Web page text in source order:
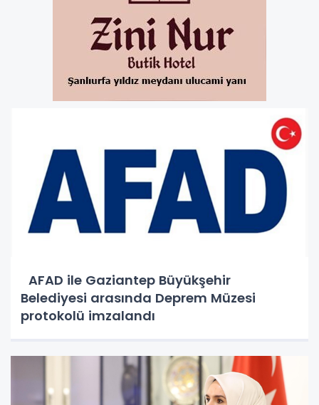
AFAD ile Gaziantep Büyükşehir
Belediyesi arasında Deprem Müzesi
protokolü imzalandı